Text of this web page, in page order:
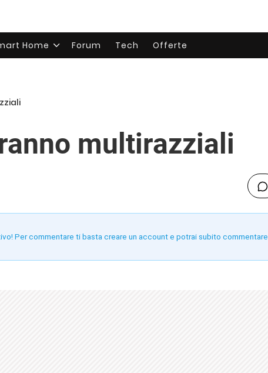
Home Forum Tech Offerte
multirazziali
Per commentare ti basta creare un account e potrai subito commentare.